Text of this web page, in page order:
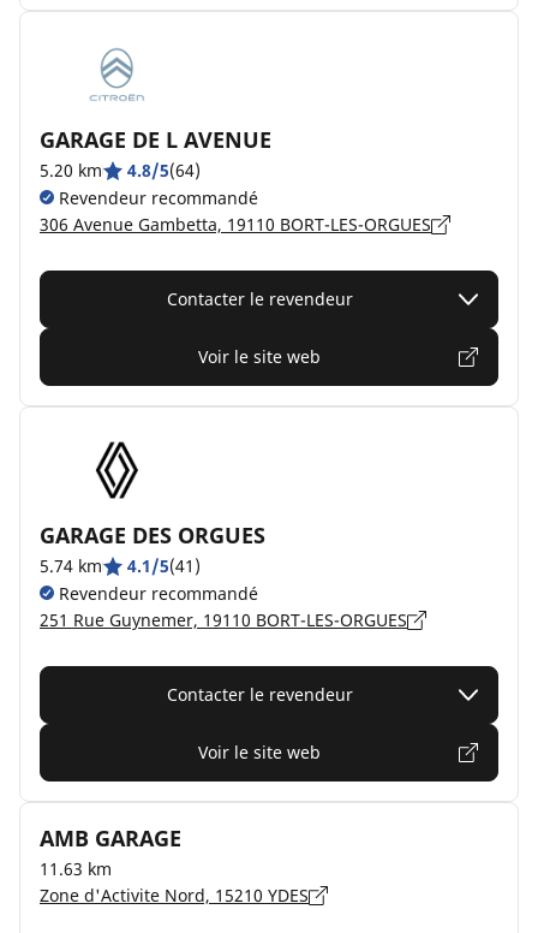
GARAGE DE L AVENUE
5.20 km 4.8/5(64)
Revendeur recommandé
306 Avenue Gambetta, 19110 BORT-LES-ORGUES
Contacter le revendeur
Voir le site web
GARAGE DES ORGUES
5.74 km 4.1/5(41)
Revendeur recommandé
251 Rue Guynemer, 19110 BORT-LES-ORGUES
Contacter le revendeur
Voir le site web
AMB GARAGE
11.63 km
Zone d'Activite Nord, 15210 YDES